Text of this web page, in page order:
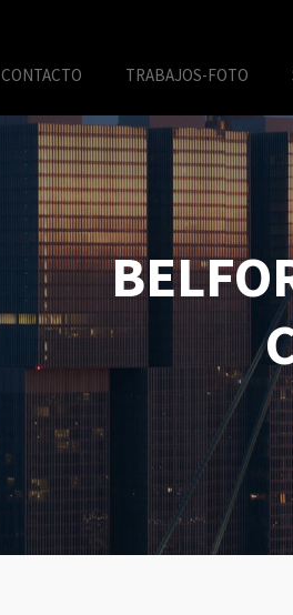
CONTACTO TRABAJOS-FOTO